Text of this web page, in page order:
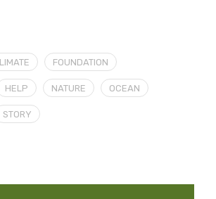
FOUNDATION
HELP NATURE OCEAN
STORY